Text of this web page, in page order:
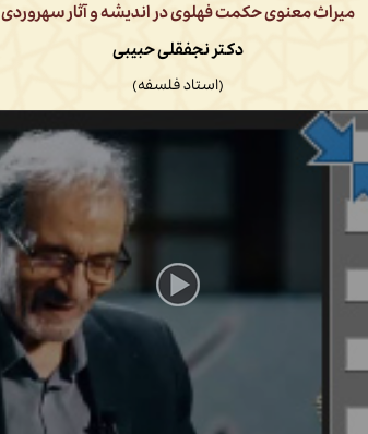
میراث معنوی حکمت فهلوی در اندیشه و آثار سهروردی
دکتر نجفقلی حبیبی
(استاد فلسفه)